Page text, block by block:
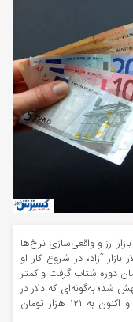
با وعده مدیریت بازار ارز و واقعی‌سازی نرخ‌ها
آزاد، در شروع کار او
همان دوره شتاب گرفت و کمتر
شد؛ به‌گونه‌ای که دلار در
فروردین ۱۴۰۴ سقف ۱۰۵ هزار تومان را شکست و اکنون به ۱۲۱ هزار تومان